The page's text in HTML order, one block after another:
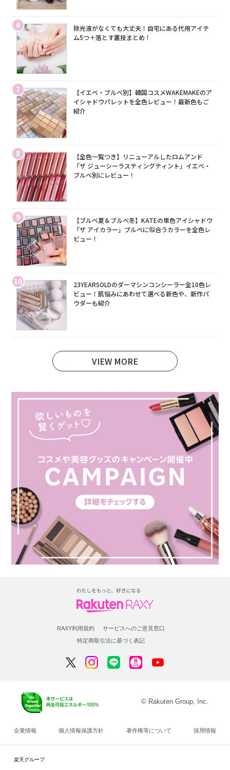
6
除光液がなくても大丈夫！自宅にある代用アイテ
ム5つ＋落とす裏技まとめ！
7
【イエベ・ブルベ別】韓国コスメWAKEMAKEのア
イシャドウパレットを全色レビュー！最新色もご
紹介
8
【全色一覧つき】リニューアルしたロムアンド
「ザ ジューシーラスティングティント」イエベ・
ブルベ別にレビュー！
9
【ブルベ夏＆ブルベ冬】KATEの単色アイシャドウ
「ザ アイカラー」ブルベに似合うカラーを全色レ
ビュー！
10
23YEARSOLDのダーマシンコンシーラー全10色レ
ビュー！肌悩みにあわせて選べる新色や、新作パ
ウダーも紹介
VIEW MORE
RAXY利用規約
サービスへのご意見窓口
特定商取引法に基づく表記
© Rakuten Group, Inc.
企業情報 個人情報保護方針 著作権等について 採用情報
楽天グループ